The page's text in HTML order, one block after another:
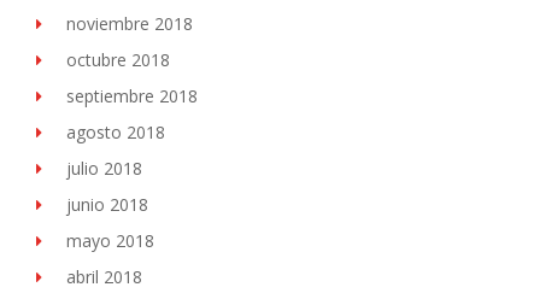
noviembre 2018
octubre 2018
septiembre 2018
agosto 2018
julio 2018
junio 2018
mayo 2018
abril 2018